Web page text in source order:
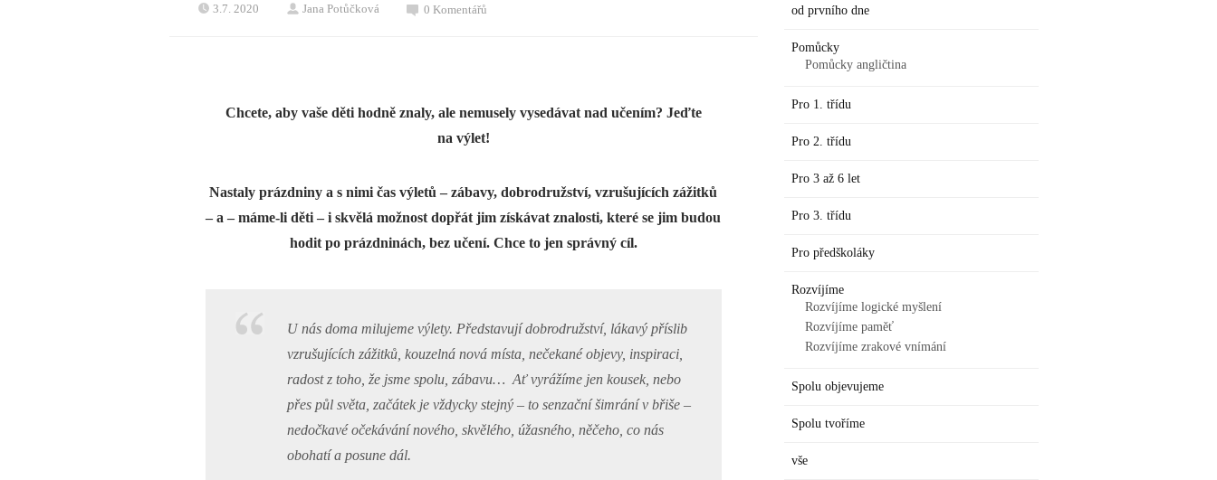
3.7. 2020 Jana Potůčková 0 Komentářů
Chcete, aby vaše děti hodně znaly, ale nemusely vysedávat nad učením? Jeďte
na výlet!
Nastaly prázdniny a s nimi čas výletů – zábavy, dobrodružství, vzrušujících zážitků
– a – máme-li děti – i skvělá možnost dopřát jim získávat znalosti, které se jim budou
hodit po prázdninách, bez učení. Chce to jen správný cíl.
U nás doma milujeme výlety. Představují dobrodružství, lákavý příslib
vzrušujících zážitků, kouzelná nová místa, nečekané objevy, inspiraci,
radost z toho, že jsme spolu, zábavu… Ať vyrážíme jen kousek, nebo
přes půl světa, začátek je vždycky stejný – to senzační šimrání v břiše –
nedočkavé očekávání nového, skvělého, úžasného, něčeho, co nás
obohatí a posune dál.
od prvního dne
Pomůcky
Pomůcky angličtina
Pro 1. třídu
Pro 2. třídu
Pro 3 až 6 let
Pro 3. třídu
Pro předškoláky
Rozvíjíme
Rozvíjíme logické myšlení
Rozvíjíme paměť
Rozvíjíme zrakové vnímání
Spolu objevujeme
Spolu tvoříme
vše